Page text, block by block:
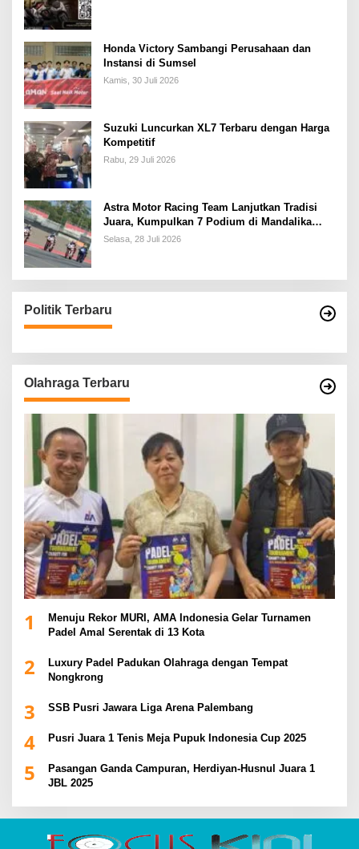
Honda Victory Sambangi Perusahaan dan
Instansi di Sumsel
Kamis, 30 Juli 2026
Suzuki Luncurkan XL7 Terbaru dengan Harga
Kompetitif
Rabu, 29 Juli 2026
Astra Motor Racing Team Lanjutkan Tradisi
Juara, Kumpulkan 7 Podium di Mandalika
Racing Series Putaran ke 3
Selasa, 28 Juli 2026
Politik Terbaru
Olahraga Terbaru
1
Menuju Rekor MURI, AMA Indonesia Gelar Turnamen
Padel Amal Serentak di 13 Kota
2
Luxury Padel Padukan Olahraga dengan Tempat
Nongkrong
3 SSB Pusri Jawara Liga Arena Palembang
4 Pusri Juara 1 Tenis Meja Pupuk Indonesia Cup 2025
5
Pasangan Ganda Campuran, Herdiyan-Husnul Juara 1
JBL 2025